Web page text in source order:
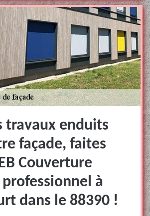
travaux enduits
façade, faites
Couverture
à
dans le 88390 !